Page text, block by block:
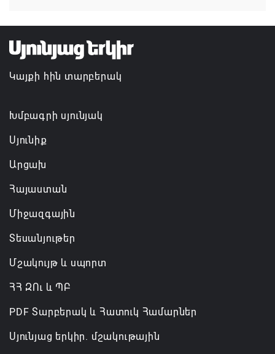
TRIP ծրագրով 120 մլն եվրո ներդրում՝
Հայաստանի մի շարք զբոսաշրջային
կլաստերների զարգացման համար
Կայքի հին տարբերակ
Խմբագրի սյունյակ
Սյունիք
Արցախ
Հայաստան
Միջազգային
Տեսանյութեր
Մշակույթ և սպորտ
ՀՀ ԶՈւ և ՊԲ
PDF Տարբերակ և Հատուկ Համարներ
Սյունյաց երկիր. մշակութային